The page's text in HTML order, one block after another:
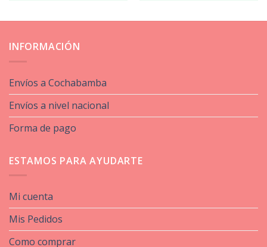
INFORMACIÓN
Envíos a Cochabamba
Envíos a nivel nacional
Forma de pago
ESTAMOS PARA AYUDARTE
Mi cuenta
Mis Pedidos
Como comprar